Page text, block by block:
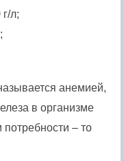
л;
анемией,
в организме
– то